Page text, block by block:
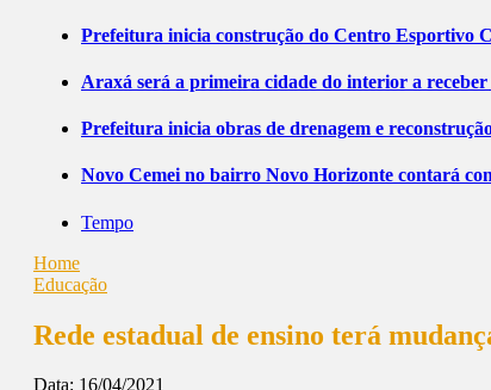
Prefeitura inicia construção do Centro Esportivo
Araxá será a primeira cidade do interior a
Prefeitura inicia obras de drenagem e
Novo Cemei no bairro Novo Horizonte contará
Tempo
Home
Educação
Rede estadual de ensino terá
Data: 16/04/2021